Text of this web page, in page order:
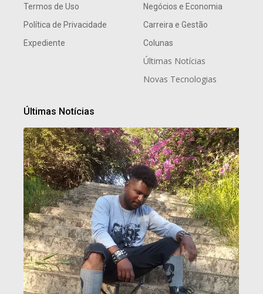
Termos de Uso
Política de Privacidade
Expediente
Negócios e Economia
Carreira e Gestão
Colunas
Últimas Notícias
Novas Tecnologias
Últimas Notícias